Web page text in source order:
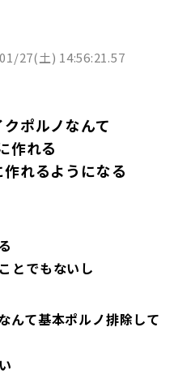
27(土) 14:56:21.57
ポルノなんて
作れる
れるようになる
とでもないし
んて基本ポルノ排除して